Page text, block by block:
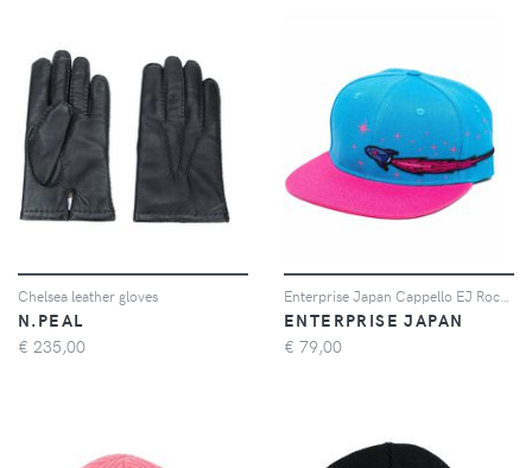
Chelsea leather gloves
N.PEAL
€ 235,00
ENTERPRISE JAPAN
€ 79,00